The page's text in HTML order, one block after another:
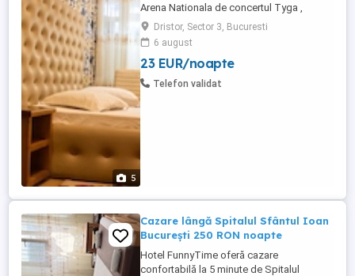
5
Arena Nationala de concertul Tyga ,
sickick , Lia Manoliu , Bucuresti ! Sunati
acum si rezervati pana nu se epuizeaza !
Dristor, Sector 3, Bucuresti
6 august
23 EUR/noapte
Telefon validat
Cazare lângă Spitalul Sfântul Ioan
București 250 RON noapte
Hotel FunnyTime oferă cazare
confortabilă la 5 minute de Spitalul